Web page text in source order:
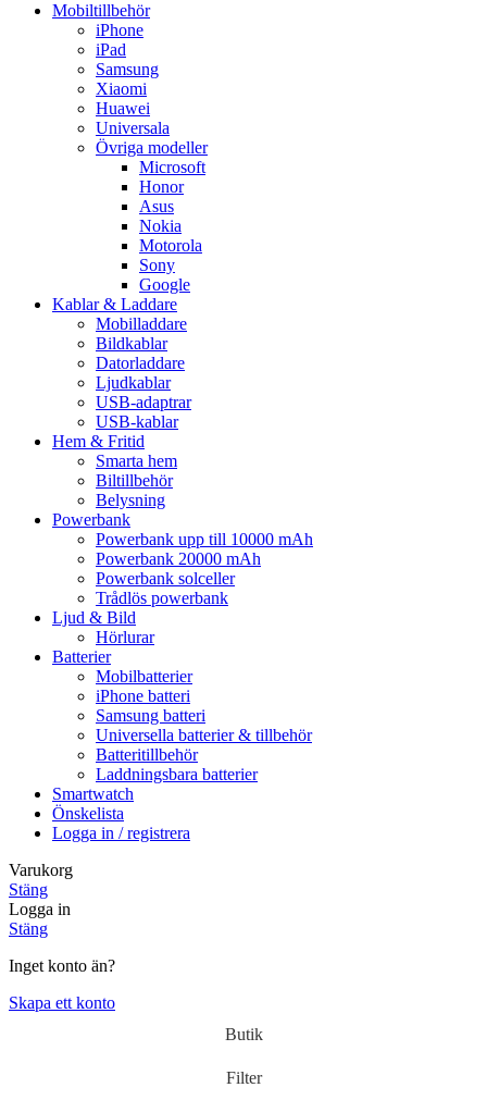
Mobiltillbehör
iPhone
iPad
Samsung
Xiaomi
Huawei
Universala
Övriga modeller
Microsoft
Honor
Asus
Nokia
Motorola
Sony
Google
Kablar & Laddare
Mobilladdare
Bildkablar
Datorladdare
Ljudkablar
USB-adaptrar
USB-kablar
Hem & Fritid
Smarta hem
Biltillbehör
Belysning
Powerbank
Powerbank upp till 10000 mAh
Powerbank 20000 mAh
Powerbank solceller
Trådlös powerbank
Ljud & Bild
Hörlurar
Batterier
Mobilbatterier
iPhone batteri
Samsung batteri
Universella batterier & tillbehör
Batteritillbehör
Laddningsbara batterier
Smartwatch
Önskelista
Logga in / registrera
Varukorg
Stäng
Logga in
Stäng
Inget konto än?
Skapa ett konto
Butik
Filter